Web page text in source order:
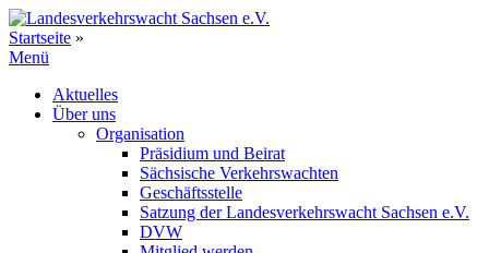
Zum
Inhalt
springen
Startseite »
Menü
Aktuelles
Über uns
Organisation
Präsidium und Beirat
Sächsische Verkehrswachten
Geschäftsstelle
Satzung der Landesverkehrswacht Sachsen e.V.
DVW